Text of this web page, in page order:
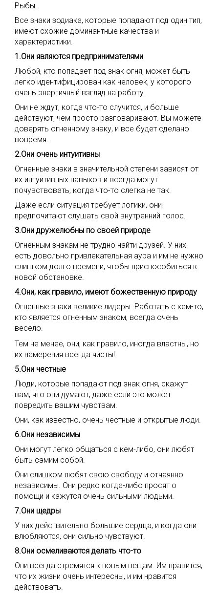
Рыбы.
Все знаки зодиака, которые попадают под один тип,
имеют схожие доминантные качества и
характеристики.
1.Они являются предпринимателями
Любой, кто попадает под знак огня, может быть
легко идентифицирован как человек, у которого
очень энергичный взгляд на работу.
Они не ждут, когда что-то случится, и больше
действуют, чем просто разговаривают. Вы можете
доверять огненному знаку, и все будет сделано
вовремя.
2.Они очень интуитивны
Огненные знаки в значительной степени зависят от
их интуитивных навыков и всегда могут
почувствовать, когда что-то слегка не так.
Даже если ситуация требует логики, они
предпочитают слушать свой внутренний голос.
3.Они дружелюбны по своей природе
Огненным знакам не трудно найти друзей. У них
есть довольно привлекательная аура и им не нужно
слишком долго времени, чтобы приспособиться к
новой обстановке.
4.Они, как правило, имеют божественную природу
Огненные знаки великие лидеры. Работать с кем-то,
кто является огненным знаком, всегда очень
весело.
Тем не менее, они, как правило, иногда властны, но
их намерения всегда чисты!
5.Они честные
Люди, которые попадают под знак огня, скажут
вам, что они думают, даже если это может
повредить вашим чувствам.
Они, как известно, очень честные и открытые люди.
6.Они независимы
Они могут легко общаться с кем-либо, они любят
быть самим собой.
Они слишком любят свою свободу и отчаянно
независимы. Они редко когда-либо просят о
помощи и кажутся очень сильными людьми.
7.Они щедры
У них действительно большие сердца, и когда они
влюбляются, они сильно чувствуют.
8.Они осмеливаются делать что-то
Они всегда стремятся к новым вещам. Им нравится,
что их жизни очень интересны, и им нравится
действовать.